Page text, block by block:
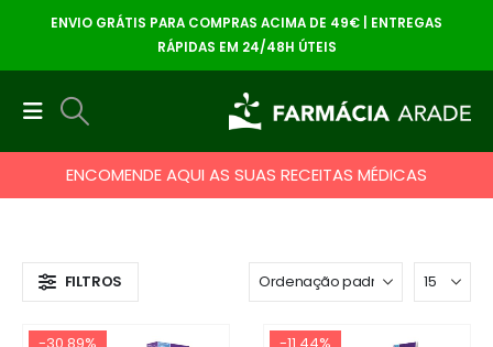
ENVIO GRÁTIS PARA COMPRAS ACIMA DE 49€ | ENTREGAS
RÁPIDAS EM 24/48H ÚTEIS
ENCOMENDE AQUI AS SUAS RECEITAS MÉDICAS
FILTROS
-30.89% -11.44%